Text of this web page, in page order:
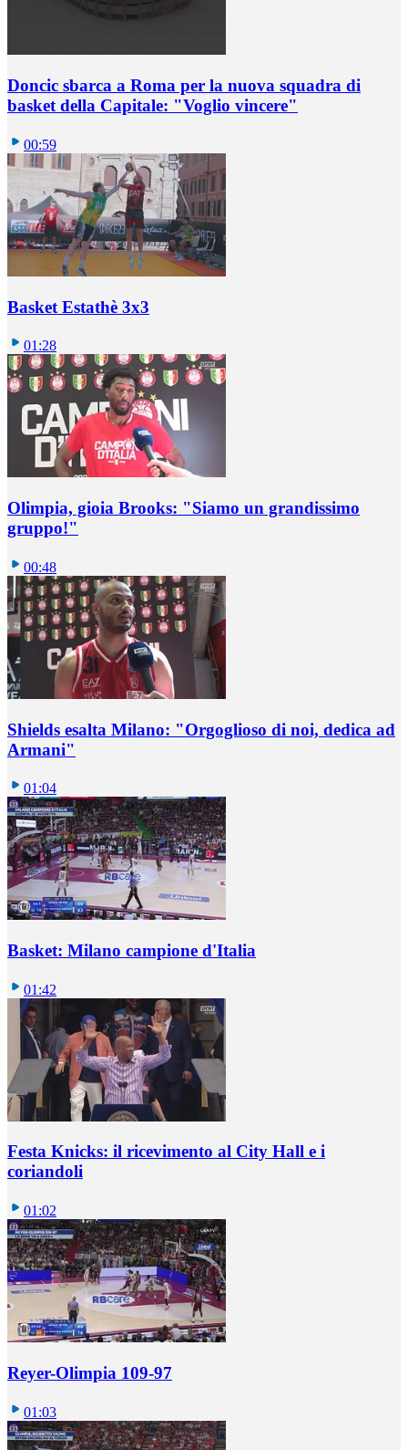
Doncic sbarca a Roma per la nuova squadra di
basket della Capitale: "Voglio vincere"
00:59
Basket Estathè 3x3
01:28
Olimpia, gioia Brooks: "Siamo un grandissimo
gruppo!"
00:48
Shields esalta Milano: "Orgoglioso di noi, dedica ad
Armani"
01:04
Basket: Milano campione d'Italia
01:42
Festa Knicks: il ricevimento al City Hall e i
coriandoli
01:02
Reyer-Olimpia 109-97
01:03